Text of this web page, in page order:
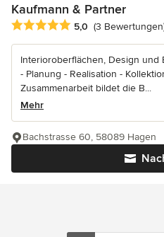
Kaufmann & Partner
Durchschnittliche Bewertung:
5,0 (3
Interioroberflächen, Design und
- Planung - Realisation -
Zusammenarbeit bildet die B...
Mehr
Bachstrasse 60, 58089 Hagen